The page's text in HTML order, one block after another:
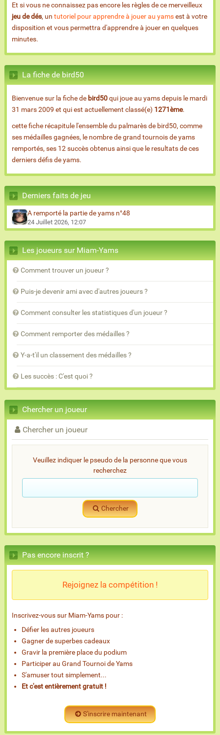
Et si vous ne connaissez pas encore les règles de ce merveilleux
jeu de dés, un tutoriel pour apprendre à jouer au yamsest à votre
disposition et vous permettra d'apprendre à jouer en quelques
minutes.
La fiche de bird50
Bienvenue sur la fiche de bird50qui joue au yams depuis le mardi
31 mars 2009 et qui est actuellement classé(e) 1271ème.
cette fiche récapitule l'ensemble du palmarès de bird50, comme
ses médailles gagnées, le nombre de grand tournois de yams
remportés, ses 12 succès obtenus ainsi que le resultats de ces
derniers défis de yams.
Derniers faits de jeu
A remporté la partie de yams n°48
24 Juillet 2026, 12:07
Les joueurs sur Miam-Yams
Comment trouver un joueur ?
Puis-je devenir ami avec d'autres joueurs ?
Comment consulter les statistiques d'un joueur ?
Comment remporter des médailles ?
Y-a-t'il un classement des médailles ?
Les succès : C'est quoi ?
Chercher un joueur
Chercher un joueur
Veuillez indiquer le pseudo de la personne que vous
recherchez
Chercher
Pas encore inscrit ?
Rejoignez la compétition !
Inscrivez-vous sur Miam-Yams pour :
Défier les autres joueurs
Gagner de superbes cadeaux
Gravir la première place du podium
Participer au Grand Tournoi de Yams
S'amuser tout simplement...
Et c'est entièrement gratuit !
S'inscrire maintenant